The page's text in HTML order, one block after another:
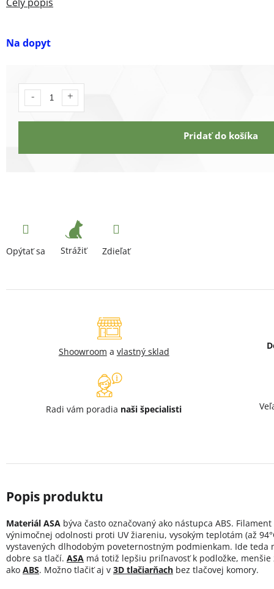
Na dopyt
Pridať do košíka
Opýtať sa Strážiť Zdieľať
Shoowroom a vlastný sklad
Radi vám poradia naši špecialisti
Materiál ASA býva často označovaný ako nástupca ABS.
výnimočnej odolnosti proti UV žiareniu, vysokým teplotám (až
vystavených dlhodobým poveternostným podmienkam. Ide teda
dobre sa tlačí. ASA má totiž lepšiu priľnavosť k podložke,
ako ABS. Možno tlačiť aj v 3D tlačiarňach bez tlačovej komory.